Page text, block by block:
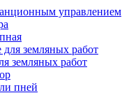
управлением
земляных работ